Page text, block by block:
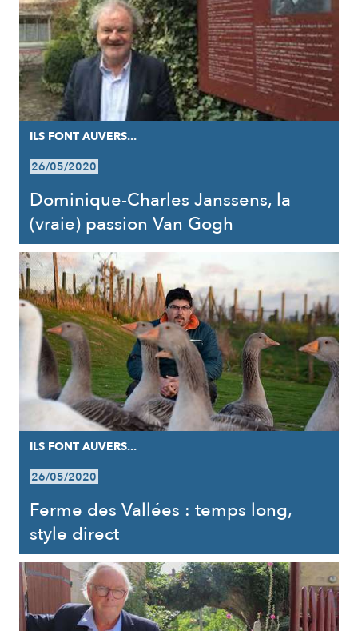
ILS FONT AUVERS...
26/05/2020
Dominique-Charles Janssens, la
(vraie) passion Van Gogh
ILS FONT AUVERS...
26/05/2020
Ferme des Vallées : temps long,
style direct